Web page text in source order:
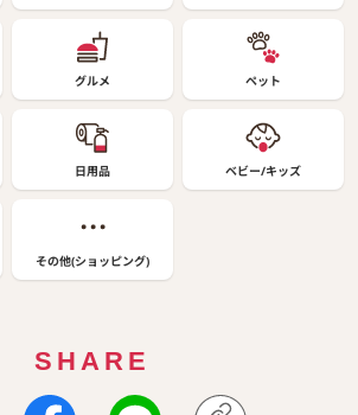
グルメ ペット
日用品 ベビー/キッズ
その他(ショッピング)
SHARE